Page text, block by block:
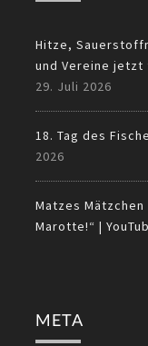
Hitze,
und Vereine jetzt
29. Juli 2026
18. Tag des
2026
Matzes Mätzchen
Marotte!“ |
META